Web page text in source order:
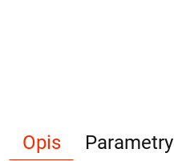
Opis Parametry